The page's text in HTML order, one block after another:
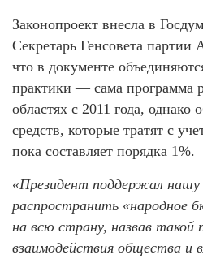
Законопроект внесла в
Секретарь Генсовета партии
что в документе
практики — сама программа
областях с 2011 года,
средств, которые тратят с
пока составляет порядка 1%.
«Президент поддержал нашу
распространить «народное
на всю страну, назвав такой
взаимодействия общества и